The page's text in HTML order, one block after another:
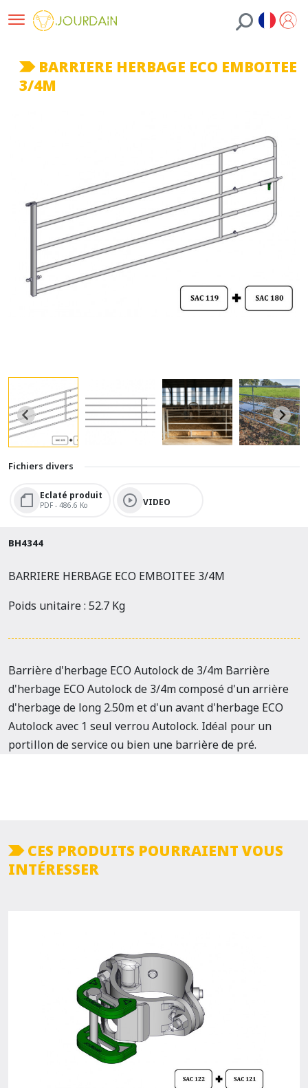
BARRIERE HERBAGE ECO EMBOITEE
3/4M
Fichiers divers
Eclaté produit
PDF - 486.6 Ko VIDEO
BH4344
BARRIERE HERBAGE ECO EMBOITEE 3/4M
Poids unitaire : 52.7 Kg
Barrière d'herbage ECO Autolock de 3/4m Barrière
d'herbage ECO Autolock de 3/4m composé d'un arrière
d'herbage de long 2.50m et d'un avant d'herbage ECO
Autolock avec 1 seul verrou Autolock. Idéal pour un
portillon de service ou bien une barrière de pré.
CES PRODUITS POURRAIENT VOUS
INTÉRESSER